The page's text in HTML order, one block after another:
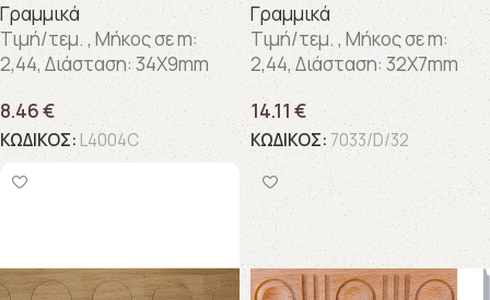
Γραμμικά
Τιμή/τεμ. , Μήκος σε m:
2,44, Διάσταση: 34X9mm
8.46€
ΚΩΔΙΚΟΣ: L4004C
Γραμμικά
Τιμή/τεμ. , Μήκος σε m:
2,44, Διάσταση: 32X7mm
14.11 €
ΚΩΔΙΚΟΣ: 7033/D/32